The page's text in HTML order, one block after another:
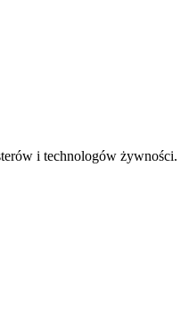
i technologów żywności.